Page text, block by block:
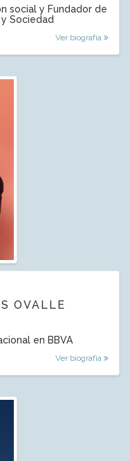
social y Fundador de
Sociedad
Ver biografía
OVALLE
en BBVA
Ver biografía